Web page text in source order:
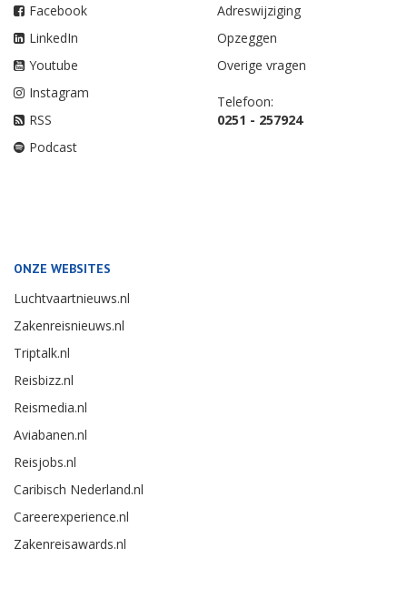
Facebook
LinkedIn
Youtube
Instagram
RSS
Podcast
Adreswijziging
Opzeggen
Overige vragen
Telefoon:
0251 - 257924
ONZE WEBSITES
Luchtvaartnieuws.nl
Zakenreisnieuws.nl
Triptalk.nl
Reisbizz.nl
Reismedia.nl
Aviabanen.nl
Reisjobs.nl
Caribisch Nederland.nl
Careerexperience.nl
Zakenreisawards.nl